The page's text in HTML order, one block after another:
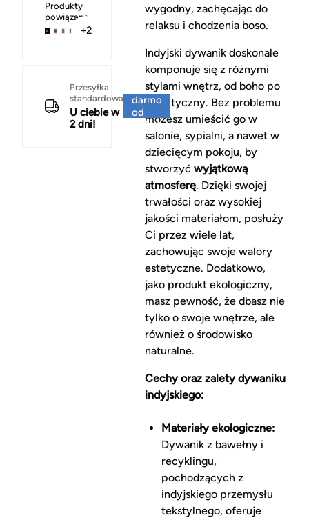
Produkty
powiązane
+2
Przesyłka
standardowa
U ciebie w
2 dni!
darmo
od
150 zł
wygodny, zachęcając do
relaksu i chodzenia boso.
Indyjski dywanik doskonale
komponuje się z różnymi
stylami wnętrz, od boho po
eklektyczny. Bez problemu
możesz umieścić go w
salonie, sypialni, a nawet w
dziecięcym pokoju, by
stworzyć wyjątkową
atmosferę. Dzięki swojej
trwałości oraz wysokiej
jakości materiałom, posłuży
Ci przez wiele lat,
zachowując swoje walory
estetyczne. Dodatkowo,
jako produkt ekologiczny,
masz pewność, że dbasz nie
tylko o swoje wnętrze, ale
również o środowisko
naturalne.
Cechy oraz zalety dywaniku
indyjskiego:
Materiały ekologiczne:
Dywanik z bawełny i
recyklingu,
pochodzących z
indyjskiego przemysłu
tekstylnego, oferuje